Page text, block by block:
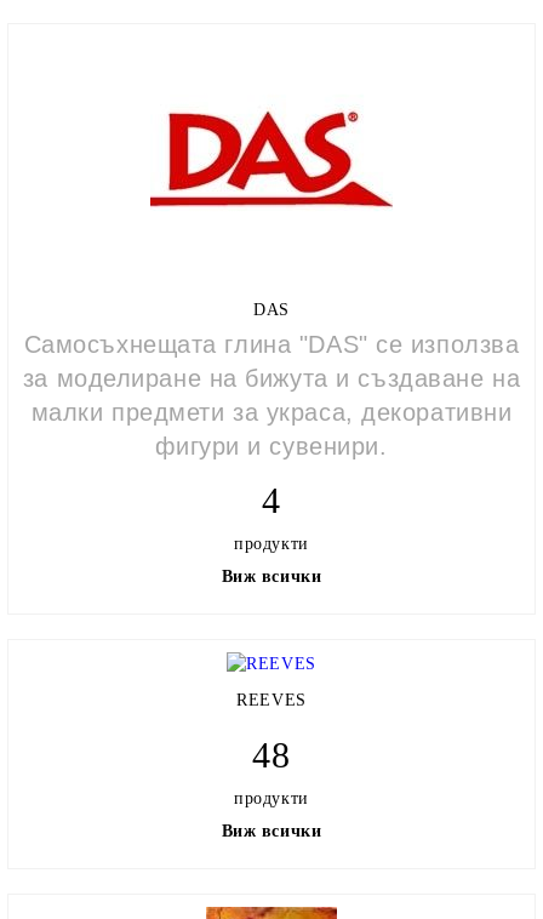
DAS
Самосъхнещата глина "DAS" се използва
за моделиране на бижута и създаване на
малки предмети за украса, декоративни
фигури и сувенири.
4
продукти
Виж всички
REEVES
48
продукти
Виж всички